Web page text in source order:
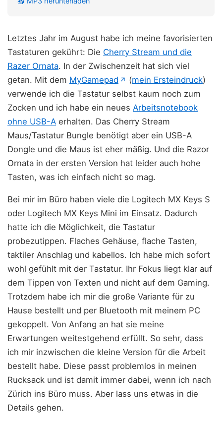
Letztes Jahr im August habe ich meine favorisierten
Tastaturen gekührt: Die Cherry Stream und die
Razer Ornata. In der Zwischenzeit hat sich viel
getan. Mit dem MyGamepad ↗ (öffnet in neuem Tab)
(mein Ersteindruck)
verwende ich die Tastatur selbst kaum noch zum
Zocken und ich habe ein neues Arbeitsnotebook
ohne USB-A erhalten. Das Cherry Stream
Maus/Tastatur Bungle benötigt aber ein USB-A
Dongle und die Maus ist eher mäßig. Und die Razor
Ornata in der ersten Version hat leider auch hohe
Tasten, was ich einfach nicht so mag.
Bei mir im Büro haben viele die Logitech MX Keys S
oder Logitech MX Keys Mini im Einsatz. Dadurch
hatte ich die Möglichkeit, die Tastatur
probezutippen. Flaches Gehäuse, flache Tasten,
taktiler Anschlag und kabellos. Ich habe mich sofort
wohl gefühlt mit der Tastatur. Ihr Fokus liegt klar auf
dem Tippen von Texten und nicht auf dem Gaming.
Trotzdem habe ich mir die große Variante für zu
Hause bestellt und per Bluetooth mit meinem PC
gekoppelt. Von Anfang an hat sie meine
Erwartungen weitestgehend erfüllt. So sehr, dass
ich mir inzwischen die kleine Version für die Arbeit
bestellt habe. Diese passt problemlos in meinen
Rucksack und ist damit immer dabei, wenn ich nach
Zürich ins Büro muss. Aber lass uns etwas in die
Details gehen.